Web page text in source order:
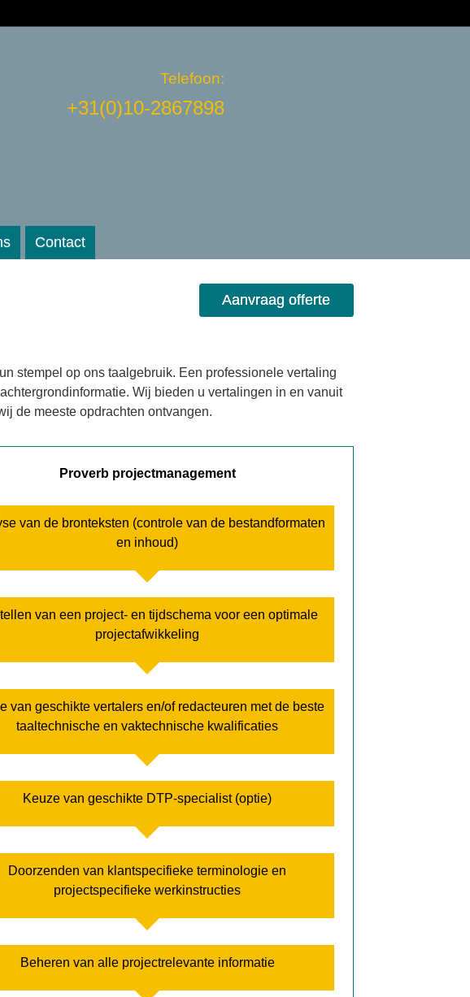
Telefoon:
+31(0)10-2867898
Contact
Aanvraag offerte
stempel op ons taalgebruik. Een professionele vertaling
Wij bieden u vertalingen in en vanuit
de meeste opdrachten ontvangen.
Proverb projectmanagement
van de bronteksten (controle van de bestandformaten
en inhoud)
van een project- en tijdschema voor een optimale
projectafwikkeling
van geschikte vertalers en/of redacteuren met de beste
taaltechnische en vaktechnische kwalificaties
Keuze van geschikte DTP-specialist (optie)
Doorzenden van klantspecifieke terminologie en
projectspecifieke werkinstructies
Beheren van alle projectrelevante informatie